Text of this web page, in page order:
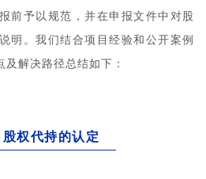
前予以规范，并在申报文件中对股
明。我们结合项目经验和公开案例
解决路径总结如下：
股权代持的认定